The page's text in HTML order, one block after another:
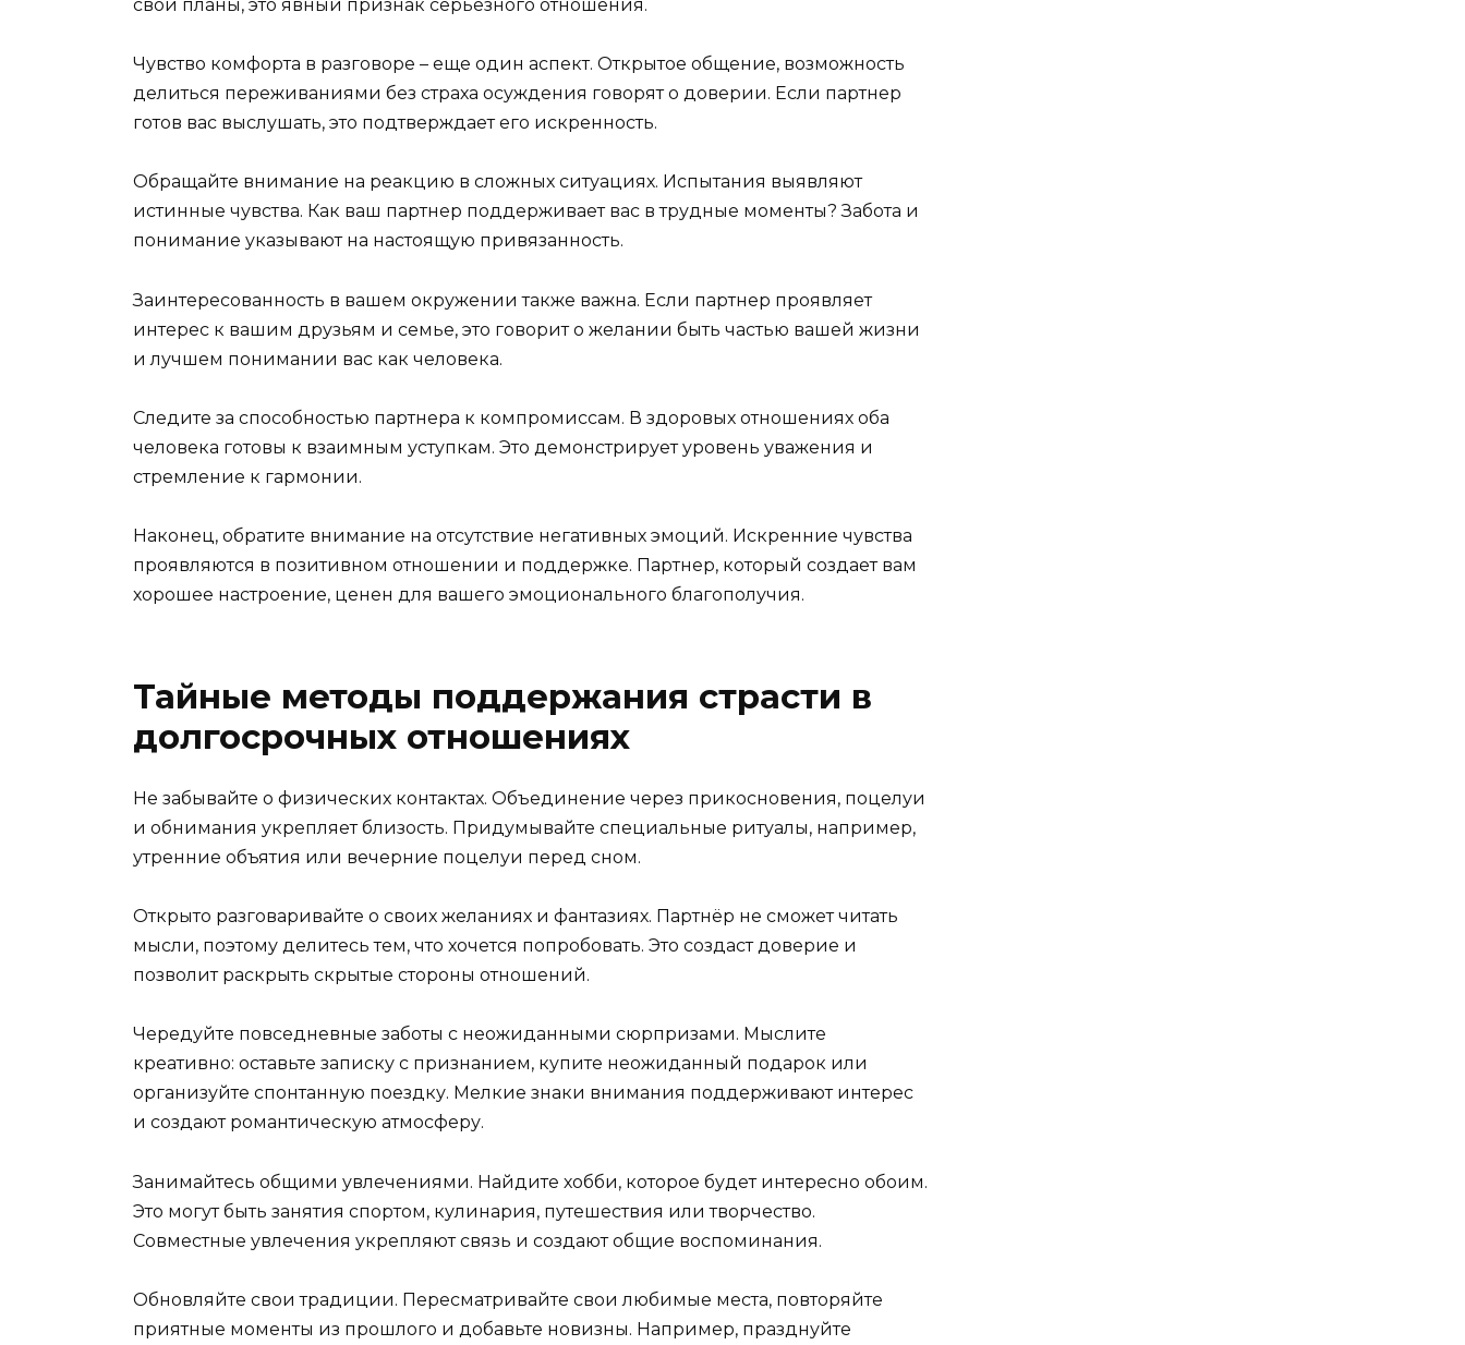
свои планы, это явный признак серьезного отношения.
Чувство комфорта в разговоре – еще один аспект. Открытое общение, возможность
делиться переживаниями без страха осуждения говорят о доверии. Если партнер
готов вас выслушать, это подтверждает его искренность.
Обращайте внимание на реакцию в сложных ситуациях. Испытания выявляют
истинные чувства. Как ваш партнер поддерживает вас в трудные моменты? Забота и
понимание указывают на настоящую привязанность.
Заинтересованность в вашем окружении также важна. Если партнер проявляет
интерес к вашим друзьям и семье, это говорит о желании быть частью вашей жизни
и лучшем понимании вас как человека.
Следите за способностью партнера к компромиссам. В здоровых отношениях оба
человека готовы к взаимным уступкам. Это демонстрирует уровень уважения и
стремление к гармонии.
Наконец, обратите внимание на отсутствие негативных эмоций. Искренние чувства
проявляются в позитивном отношении и поддержке. Партнер, который создает вам
хорошее настроение, ценен для вашего эмоционального благополучия.
Тайные методы поддержания страсти в
долгосрочных отношениях
Не забывайте о физических контактах. Объединение через прикосновения, поцелуи
и обнимания укрепляет близость. Придумывайте специальные ритуалы, например,
утренние объятия или вечерние поцелуи перед сном.
Открыто разговаривайте о своих желаниях и фантазиях. Партнёр не сможет читать
мысли, поэтому делитесь тем, что хочется попробовать. Это создаст доверие и
позволит раскрыть скрытые стороны отношений.
Чередуйте повседневные заботы с неожиданными сюрпризами. Мыслите
креативно: оставьте записку с признанием, купите неожиданный подарок или
организуйте спонтанную поездку. Мелкие знаки внимания поддерживают интерес
и создают романтическую атмосферу.
Занимайтесь общими увлечениями. Найдите хобби, которое будет интересно обоим.
Это могут быть занятия спортом, кулинария, путешествия или творчество.
Совместные увлечения укрепляют связь и создают общие воспоминания.
Обновляйте свои традиции. Пересматривайте свои любимые места, повторяйте
приятные моменты из прошлого и добавьте новизны. Например, празднуйте